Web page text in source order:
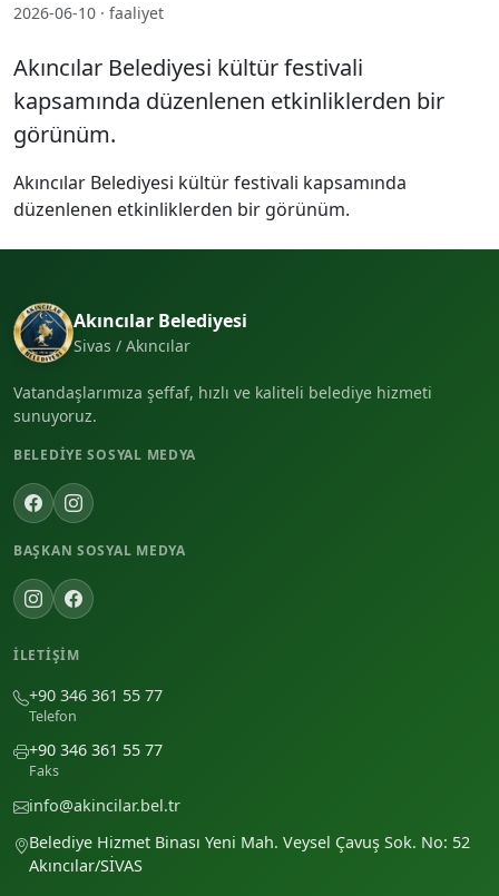
2026-06-10 · faaliyet
Akıncılar Belediyesi kültür festivali
kapsamında düzenlenen etkinliklerden bir
görünüm.
Akıncılar Belediyesi kültür festivali kapsamında
düzenlenen etkinliklerden bir görünüm.
Akıncılar Belediyesi
Sivas / Akıncılar
Vatandaşlarımıza şeffaf, hızlı ve kaliteli belediye hizmeti
sunuyoruz.
BELEDIYE SOSYAL MEDYA
BAŞKAN SOSYAL MEDYA
İLETIŞIM
+90 346 361 55 77
Telefon
+90 346 361 55 77
Faks
info@akincilar.bel.tr
Belediye Hizmet Binası Yeni Mah. Veysel Çavuş Sok. No: 52
Akıncılar/SİVAS